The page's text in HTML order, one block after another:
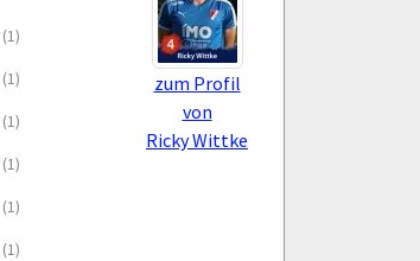
zum Profil
von
Ricky Wittke
(1)
(1)
(1)
(1)
(1)
(1)